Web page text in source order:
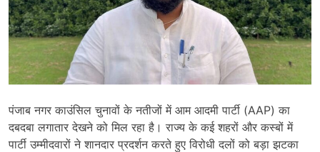
पंजाब नगर काउंसिल चुनावों के नतीजों में आम आदमी पार्टी (AAP) का
दबदबा लगातार देखने को मिल रहा है। राज्य के कई शहरों और कस्बों में
पार्टी उम्मीदवारों ने शानदार प्रदर्शन करते हुए विरोधी दलों को बड़ा झटका